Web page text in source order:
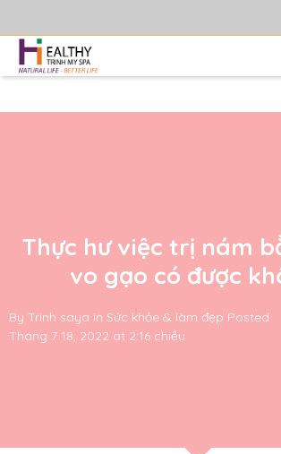
Thực hư việc trị nám
vo gạo có được
By Trinh saya in Sức khỏe & làm đẹp Posted
Tháng 7 18, 2022 at 2:16 chiều